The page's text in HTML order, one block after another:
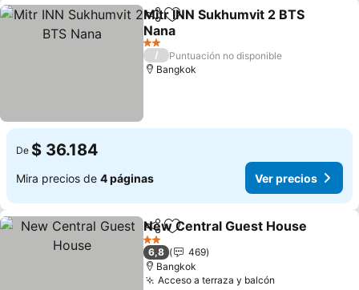
CompartirAgregar a favoritos
Mitr INN Sukhumvit 2 BTS
Nana
Ver precios
2 Estrellas
/
Puntuación no disponible
Bangkok
De $ 36.184
Mira precios de 4 páginas Ver precios
CompartirAgregar a favoritos
New Central Guest House
2 Estrellas
6,8
469
Bangkok
Acceso a terraza y balcón